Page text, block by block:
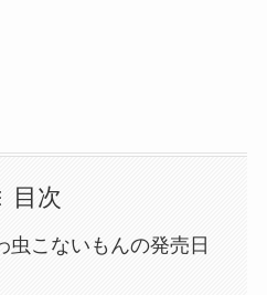
目次
虫こないもんの発売日